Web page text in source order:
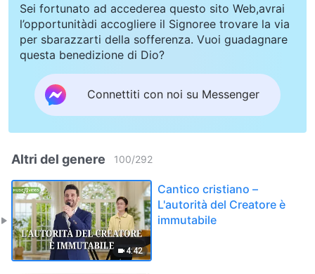
Sei fortunato ad accederea questo sito Web,avrai
l’opportunitàdi accogliere il Signoree trovare la via
per sbarazzarti della sofferenza. Vuoi guadagnare
questa benedizione di Dio?
Connettiti con noi su Messenger
Altri del genere 100/292
4:42
Cantico cristiano –
L'autorità del Creatore è
immutabile